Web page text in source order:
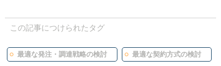
この記事につけられたタグ
最適な発注・調達戦略の検討 最適な契約方式の検討